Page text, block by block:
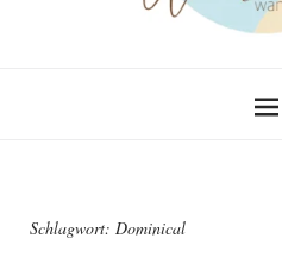
Schlagwort: Dominical